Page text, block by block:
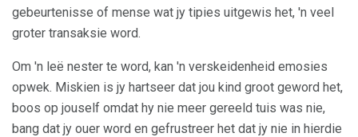
gebeurtenisse of mense wat jy tipies uitgewis het, 'n veel
groter transaksie word.
Om 'n leë nester te word, kan 'n verskeidenheid emosies
opwek. Miskien is jy hartseer dat jou kind groot geword het,
boos op jouself omdat hy nie meer gereeld tuis was nie,
bang dat jy ouer word en gefrustreer het dat jy nie in hierdie